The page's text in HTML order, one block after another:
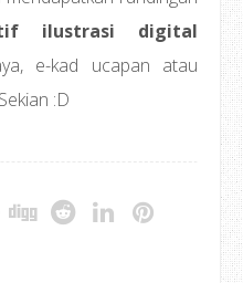
ilustrasi digital
e-kad ucapan atau
:D